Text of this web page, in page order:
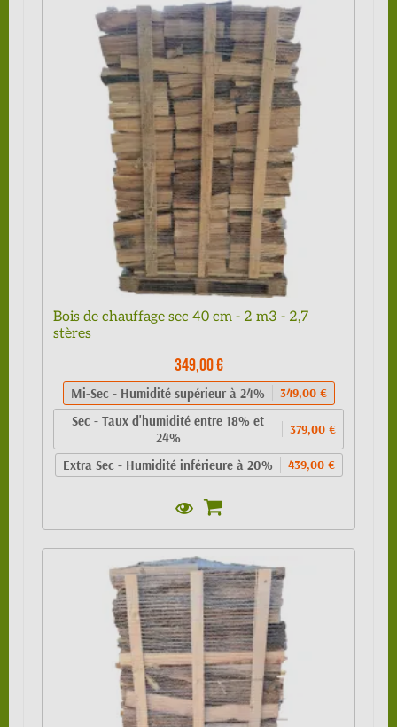
Bois de chauffage sec 40 cm - 2 m3 - 2,7
stères
349,00 €
Mi-Sec - Humidité supérieur à 24% 349,00 €
Sec - Taux d'humidité entre 18% et
24%
379,00 €
Extra Sec - Humidité inférieure à 20% 439,00 €